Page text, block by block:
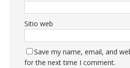
Sitio web
Save my name, email, and
for the next time I comment.